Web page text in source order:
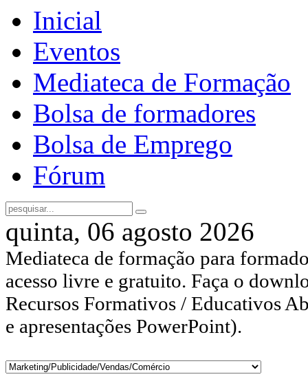
Inicial
Eventos
Mediateca de Formação
Bolsa de formadores
Bolsa de Emprego
Fórum
quinta, 06 agosto 2026
Mediateca de formação para
acesso livre e gratuito. Faça o
Recursos Formativos / Educativos
e apresentações PowerPoint).